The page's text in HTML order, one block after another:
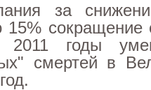
за
15%
годы
смертей в